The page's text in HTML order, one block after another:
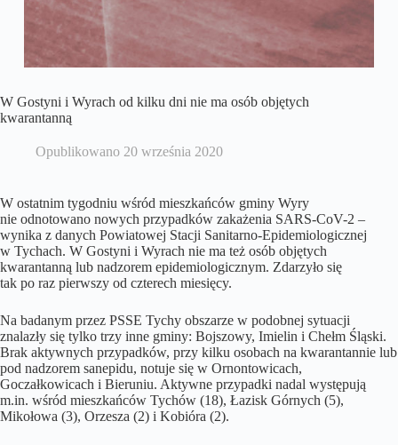
W Gostyni i Wyrach od kilku dni nie ma osób objętych
kwarantanną
Opublikowano 20 września 2020
W ostatnim tygodniu wśród mieszkańców gminy Wyry
nie odnotowano nowych przypadków zakażenia SARS-CoV-2 –
wynika z danych Powiatowej Stacji Sanitarno-Epidemiologicznej
w Tychach. W Gostyni i Wyrach nie ma też osób objętych
kwarantanną lub nadzorem epidemiologicznym. Zdarzyło się
tak po raz pierwszy od czterech miesięcy.
Na badanym przez PSSE Tychy obszarze w podobnej sytuacji
znalazły się tylko trzy inne gminy: Bojszowy, Imielin i Chełm Śląski.
Brak aktywnych przypadków, przy kilku osobach na kwarantannie lub
pod nadzorem sanepidu, notuje się w Ornontowicach,
Goczałkowicach i Bieruniu. Aktywne przypadki nadal występują
m.in. wśród mieszkańców Tychów (18), Łazisk Górnych (5),
Mikołowa (3), Orzesza (2) i Kobióra (2).